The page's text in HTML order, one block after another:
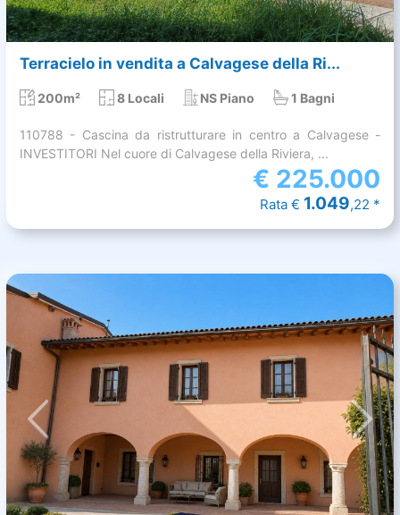
Terracielo in vendita a Calvagese della Ri...
200m² 8 Locali NS Piano 1 Bagni
110788 - Cascina da ristrutturare in centro a Calvagese -
INVESTITORI Nel cuore di Calvagese della Riviera, ...
€ 225.000
Rata € 1.049,22 *